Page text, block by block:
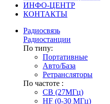
ИНФО-ЦЕНТР
КОНТАКТЫ
Радиосвязь
Радиостанции
По типу:
Портативные
Авто/База
Ретрансляторы
По частоте :
CB (27МГц)
HF (0-30 МГц)